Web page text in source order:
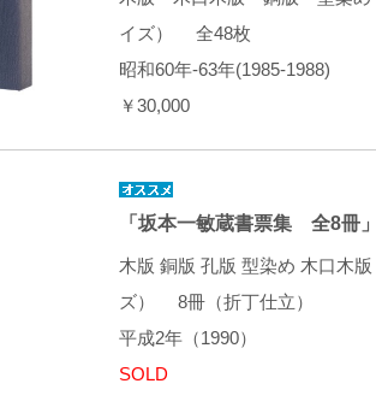
イズ） 全48枚
昭和60年-63年(1985-1988)
￥30,000
「坂本一敏蔵書票集 全8冊」
木版 銅版 孔版 型染め 木口木
ズ） 8冊（折丁仕立）
平成2年（1990）
SOLD